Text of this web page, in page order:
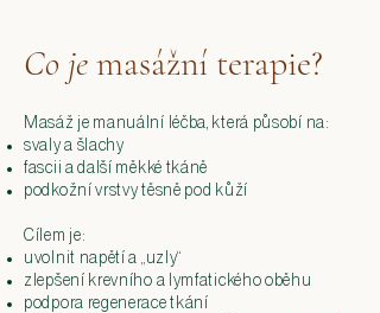
Co jemasážní terapie?
Masáž je manuální léčba, která působí na:
svaly a šlachy​
fascii a další měkké tkáně
podkožní vrstvy těsně pod kůží
Cílem je:
uvolnit napětí a „uzly“
zlepšení krevního a lymfatického oběhu
podpora regenerace tkání